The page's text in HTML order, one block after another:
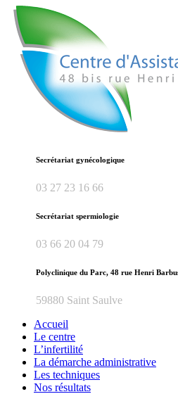
Secrétariat gynécologique
03 27 23 16 66
Secrétariat spermiologie
03 66 20 04 79
Polyclinique du Parc, 48 rue Henri
59880 Saint Saulve
Accueil
Le centre
L’infertilité
La démarche administrative
Les techniques
Nos résultats